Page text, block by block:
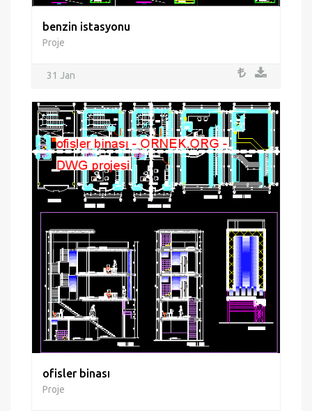
benzin istasyonu
Proje
31 Jan
ofisler binası
Proje